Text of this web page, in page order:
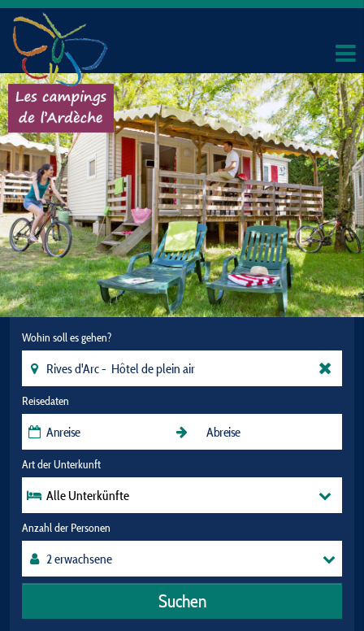
Wohin soll es gehen?
Reisedaten
Art der Unterkunft
Alle Unterkünfte
Anzahl der Personen
Suchen